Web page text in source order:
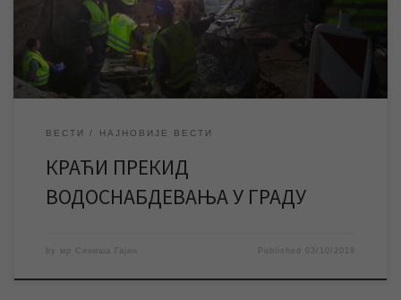
сат после поноћи догодио се квар на водоводној мрежи у
улици Михајловачки друм због којег је […]
ВЕСТИ НАЈНОВИЈЕ ВЕСТИ
КРАЋИ ПРЕКИД
ВОДОСНАБДЕВАЊА У ГРАДУ
by мр Синиша Гајин Published 03/10/2019